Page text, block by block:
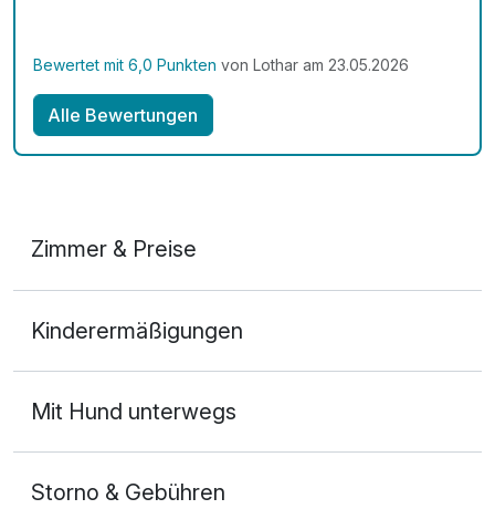
Bewertet mit 6,0 Punkten von Lothar am 23.05.2026
Alle Bewertungen
Zimmer & Preise
2 Erwachsene und 2 Kinder
Kinderermäßigungen
Mit Hund unterwegs
Storno & Gebühren